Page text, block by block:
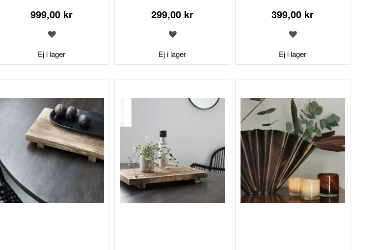
999,00 kr
Ej i lager
LÄGG
I
ÖNSKELISTA
299,00 kr
Ej i lager
LÄGG
I
ÖNSKELISTA
399,00 kr
Ej i lager
LÄGG
I
ÖNSKELISTA